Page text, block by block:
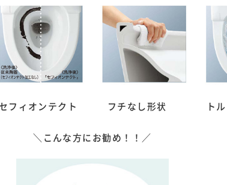
オンテクト フチなし形状 トルネ
＼こんな方にお勧め！！／